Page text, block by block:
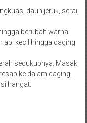
daun jeruk, serai,
berubah warna.
api kecil hingga daging
secukupnya. Masak
ke dalam daging.
hangat.